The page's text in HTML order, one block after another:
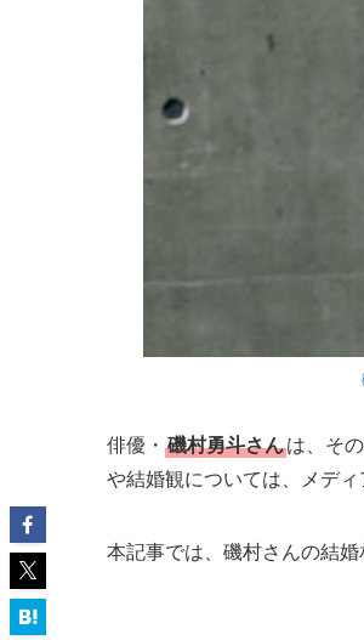
俳優・ 磯村勇斗さんは、そ
や結婚観については、メデ
本記事では、磯村さんの結